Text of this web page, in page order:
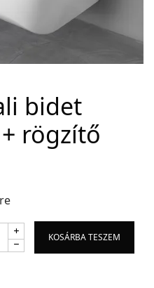
bidet
rögzítő
KOSÁRBA TESZEM